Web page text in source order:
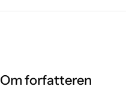
Om forfatteren